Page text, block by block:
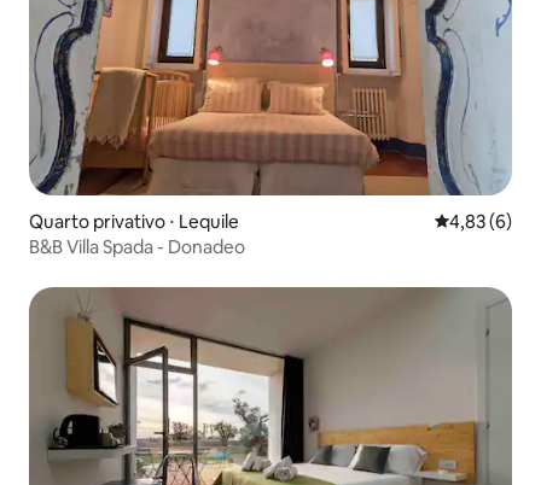
Quarto privativo ⋅ Lequile 4,83 de uma
4,83 (6)
B&B Villa Spada - Donadeo